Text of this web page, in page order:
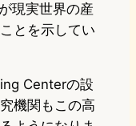
現実世界の産
とを示してい
Centerの設
機関もこの高